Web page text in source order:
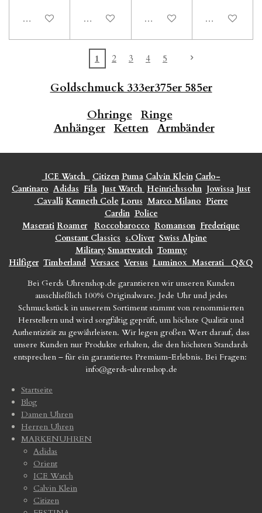
In den WarenkorbIn den WarenkorbIn den WarenkorbIn den
1 2 3 4 5
Goldschmuck 333er375er 585er
Ohringe Ringe
Anhänger Ketten Armbänder
ICE Watch Citizen Puma Calvin Klein Carlo-
Cantinaro Adidas Fila Just Watch Heinrichssohn Jowissa Just
Cavalli Kenneth Cole Lorus Marco Milano Pierre
Cardin Police
Maserati Roamer Roccobarocco Romanson Frederique
Constant Classics s.Oliver Swiss Alpine
Military Smartwatch Tommy
Hilfiger Timberland Versace Versus Luminox Maserati
Q&Q
Bei Gerds Uhrenshop.de garantieren wir unseren Kunden
ausschließlich 100% Originalware. Jede Uhr und jedes
Schmuckstück in unserem Sortiment stammt von renommierten
Herstellern und wird sorgfältig geprüft, um höchste Qualität und
Authentizität zu gewährleisten. Wir legen großen Wert darauf, dass
unsere Kunden nur Produkte erhalten, die den höchsten Standards
entsprechen – für ein garantiertes Premium-Erlebnis. Bei Fragen:
info@gerds-uhrenshop.de
Startseite
Blog
Damen Uhren
Herren Uhren
MARKENUHREN
Adidas
Orient
ICE Watch
Calvin Klein
Citizen